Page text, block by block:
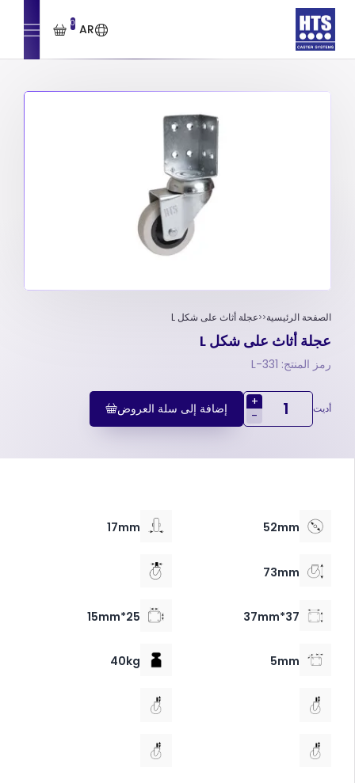
AR
0
الصفحة الرئيسية عجلة أثاث على شكل L
عجلة أثاث على شكل L
رمز المنتج: 331-L
أديت
+
-
إضافة إلى سلة العروض
52mm
17mm
73mm
37*37mm
25*15mm
5mm
40kg